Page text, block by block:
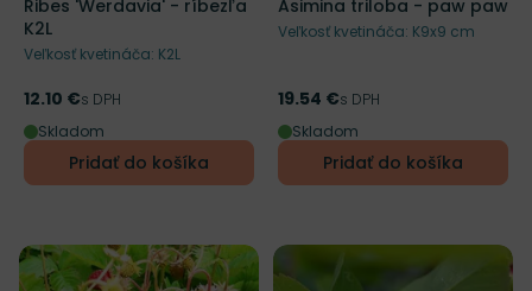
Ribes 'Werdavia' - ríbezľa
K2L
Veľkosť kvetináča: K2L
Cena
12.10 €s DPH
Skladom
Pridať do košíka
Asimina triloba - paw paw
Veľkosť kvetináča: K9x9 cm
Cena
19.54 €s DPH
Skladom
Pridať do košíka